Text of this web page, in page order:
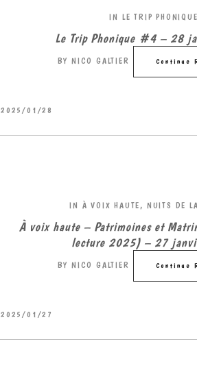
IN LE TRIP PHONIQUE
Le Trip Phonique #4 – 28
BY NICO GALTIER Continue
2025/01/28
IN À VOIX HAUTE , NUITS DE
À voix haute – Patrimoines et
lecture 2025) – 27
BY NICO GALTIER Continue
2025/01/27